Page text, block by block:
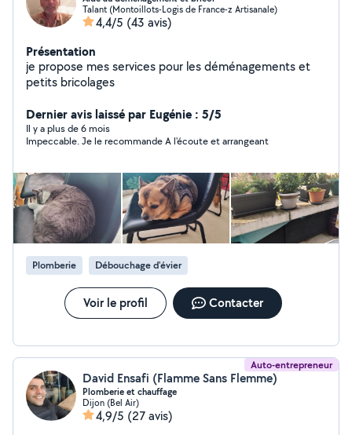
Talant (Montoillots-Logis de France-z Artisanale)
4,4/5 (43 avis)
Présentation
je propose mes services pour les déménagements et
petits bricolages
Dernier avis laissé par Eugénie : 5/5
Il y a plus de 6 mois
Impeccable. Je le recommande A l'écoute et arrangeant
Plomberie Débouchage d'évier
Voir le profil Contacter
Auto-entrepreneur
David Ensafi (Flamme Sans Flemme)
Plomberie et chauffage
Dijon (Bel Air)
4,9/5 (27 avis)